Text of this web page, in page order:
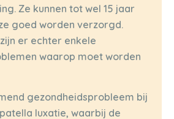
Ze kunnen tot wel 15 jaar
goed worden verzorgd.
er echter enkele
waarop moet worden
gezondheidsprobleem bij
luxatie, waarbij de